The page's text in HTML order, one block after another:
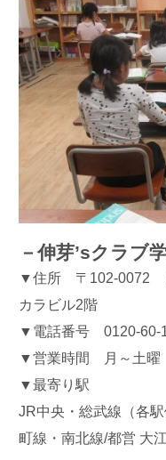
－伸芽’sクラブ
▼住所 〒102-0072
カラビル2階
▼電話番号 0120-60-
▼営業時間 月～土曜
▼最寄り駅
JR中央・総武線（各
町線・南北線/都営 大